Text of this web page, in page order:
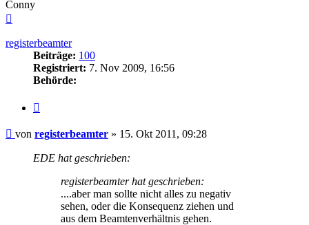
Conny
registerbeamter
Beiträge: 100
Registriert: 7. Nov 2009, 16:56
Behörde:
Beitrag
von registerbeamter » 15. Okt 2011, 09:28
EDE hat geschrieben:
registerbeamter hat geschrieben:
....aber man sollte nicht alles zu negativ
sehen, oder die Konsequenz ziehen und
aus dem Beamtenverhältnis gehen.